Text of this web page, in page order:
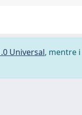
Universal, mentre